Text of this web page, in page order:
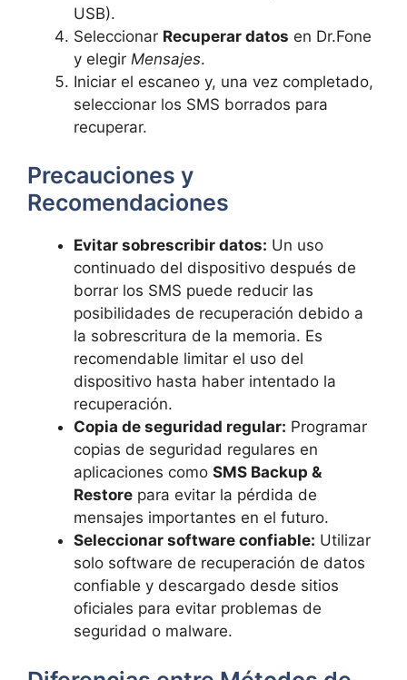
USB).
Seleccionar Recuperar datos en Dr.Fone
y elegir Mensajes.
Iniciar el escaneo y, una vez completado,
seleccionar los SMS borrados para
recuperar.
Precauciones y
Recomendaciones
Evitar sobrescribir datos: Un uso
continuado del dispositivo después de
borrar los SMS puede reducir las
posibilidades de recuperación debido a
la sobrescritura de la memoria. Es
recomendable limitar el uso del
dispositivo hasta haber intentado la
recuperación.
Copia de seguridad regular: Programar
copias de seguridad regulares en
aplicaciones como SMS Backup &
Restore para evitar la pérdida de
mensajes importantes en el futuro.
Seleccionar software confiable: Utilizar
solo software de recuperación de datos
confiable y descargado desde sitios
oficiales para evitar problemas de
seguridad o malware.